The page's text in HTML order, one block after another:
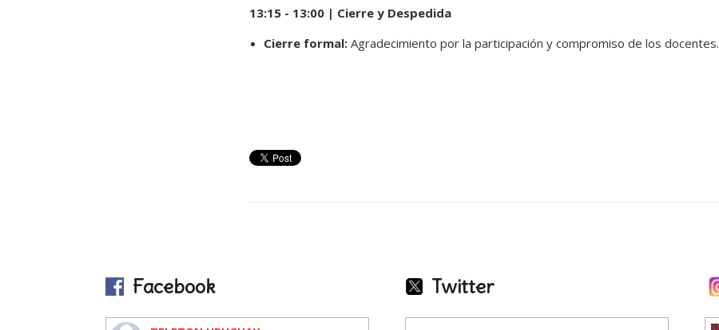
13:15 - 13:00 | Cierre y Despedida
Cierre formal: Agradecimiento por la participación y compromiso de los docentes.
Facebook Twitter